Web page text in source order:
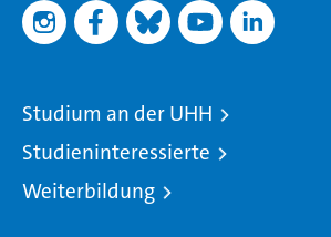
Studium an der UHH
Studieninteressierte
Weiterbildung